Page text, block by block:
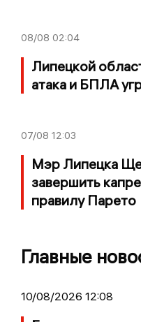
08/08 02:04
Липецкой
атака и БПЛА
07/08 12:03
Мэр Липецка
завершить
правилу Парето
Главные
10/08/2026 12:08